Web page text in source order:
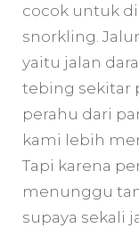
cocok untuk
snorkling.
yaitu jalan
tebing sekitar
perahu dari
kami lebih
Tapi karena
menunggu
supaya sekali